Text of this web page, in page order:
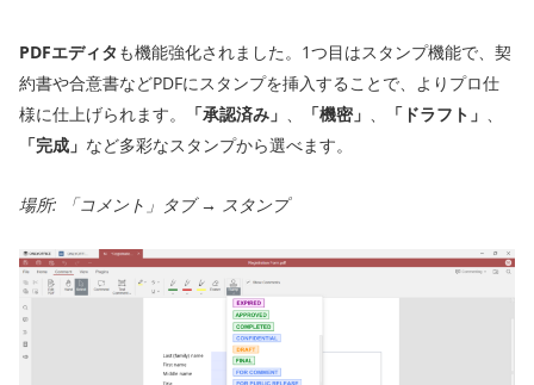
PDFエディタ も機能強化されました。1つ目はスタンプ機能で、契
約書や合意書などPDFにスタンプを挿入することで、よりプロ仕
様に仕上げられます。
「承認済み」 、 「機密」 、 「ドラフト」 、
「完成」 など多彩なスタンプから選べます。
場所: 「コメント」タブ → スタンプ